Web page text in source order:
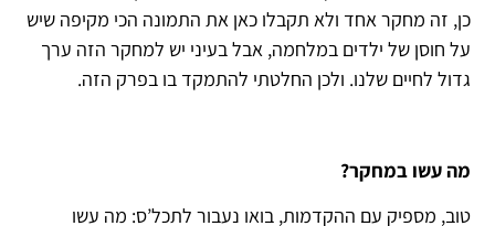
כן, זה מחקר אחד ולא תקבלו כאן את התמונה הכי מקיפה שיש
על חוסן של ילדים במלחמה, אבל בעיני יש למחקר הזה ערך
גדול לחיים שלנו. ולכן החלטתי להתמקד בו בפרק הזה.
מה עשו במחקר?
טוב, מספיק עם ההקדמות, בואו נעבור לתכל’ס: מה עשו